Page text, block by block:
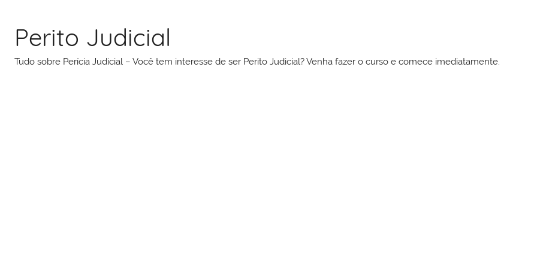
conteúdo
Perito Judicial
Tudo sobre Perícia Judicial – Você tem interesse de ser Perito Judicial? Venha fazer o curso e comece imediatamente.